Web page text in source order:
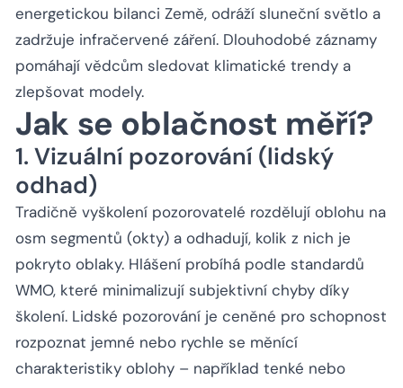
energetickou bilanci Země, odráží sluneční světlo a
zadržuje infračervené záření. Dlouhodobé záznamy
pomáhají vědcům sledovat klimatické trendy a
zlepšovat modely.
Jak se oblačnost měří?
1. Vizuální pozorování (lidský
odhad)
Tradičně vyškolení pozorovatelé rozdělují oblohu na
osm segmentů (okty) a odhadují, kolik z nich je
pokryto oblaky. Hlášení probíhá podle standardů
WMO, které minimalizují subjektivní chyby díky
školení. Lidské pozorování je ceněné pro schopnost
rozpoznat jemné nebo rychle se měnící
charakteristiky oblohy – například tenké nebo